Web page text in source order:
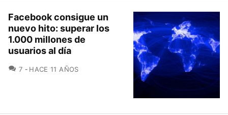
Facebook consigue un
nuevo hito: superar los
1.000 millones de
usuarios al día
7 COMENTARIOS
HACE 11 AÑOS